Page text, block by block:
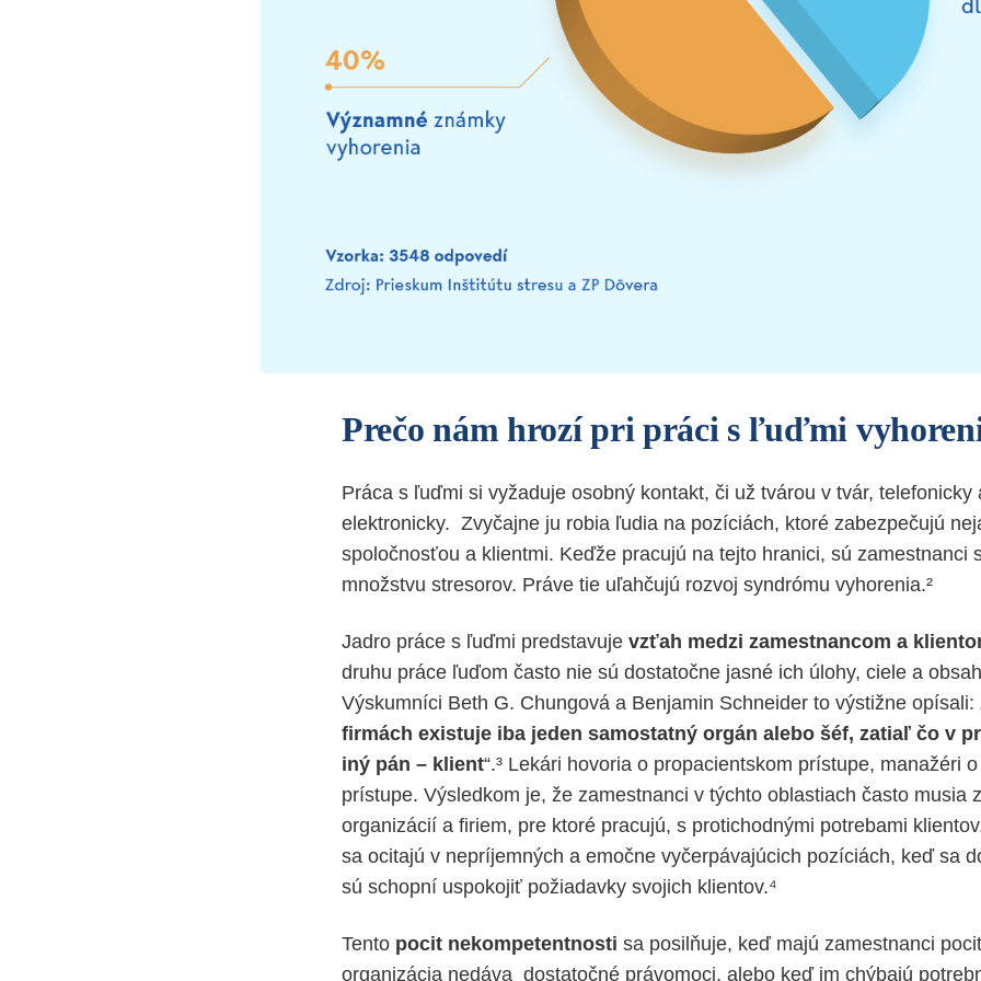
Prečo nám hrozí pri práci s ľuďmi
Práca s ľuďmi si vyžaduje osobný kontakt, či už tvárou v tvár, telefonicky
elektronicky. Zvyčajne ju robia ľudia na pozíciách, ktoré zabezpečujú
spoločnosťou a klientmi. Keďže pracujú na tejto hranici, sú zamestnanci
množstvu stresorov. Práve tie uľahčujú rozvoj syndrómu vyhorenia.²
Jadro práce s ľuďmi predstavuje vzťah medzi zamestnancom a
druhu práce ľuďom často nie sú dostatočne jasné ich úlohy, ciele a
Výskumníci Beth G. Chungová a Benjamin Schneider to výstižne opísali:
firmách existuje iba jeden samostatný orgán alebo šéf, zatiaľ čo v
iný pán – klient“.³ Lekári hovoria o propacientskom prístupe, manažéri
prístupe. Výsledkom je, že zamestnanci v týchto oblastiach často musia
organizácií a firiem, pre ktoré pracujú, s protichodnými potrebami
sa ocitajú v nepríjemných a emočne vyčerpávajúcich pozíciách, keď sa
sú schopní uspokojiť požiadavky svojich klientov.⁴
Tento pocit nekompetentnosti sa posilňuje, keď majú zamestnanci
organizácia nedáva dostatočné právomoci, alebo keď im chýbajú